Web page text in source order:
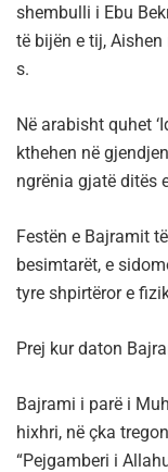
shembulli i Ebu
të bijën e tij,
s.
Në arabisht quhet
kthehen në
ngrënia gjatë ditës
Festën e Bajramit
besimtarët, e
tyre shpirtëror e
Prej kur daton
Bajrami i parë i
hixhri, në çka
“Pejgamberi i